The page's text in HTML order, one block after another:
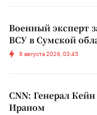
Военный эксперт
ВСУ в Сумской
8 августа 2026, 03:45
CNN: Генерал
Ираном